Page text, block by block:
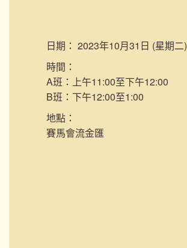
日期： 2023年10月31日 (星期二)
時間：
A班：上午11:00至下午12:00
B班：下午12:00至1:00
地點：
賽馬會流金匯